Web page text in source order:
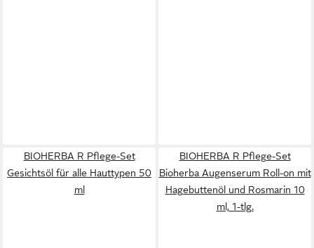
BIOHERBA R Pflege-Set
Gesichtsöl für alle Hauttypen 50
ml
BIOHERBA R Pflege-Set
Bioherba Augenserum Roll-on mit
Hagebuttenöl und Rosmarin 10
ml, 1-tlg.